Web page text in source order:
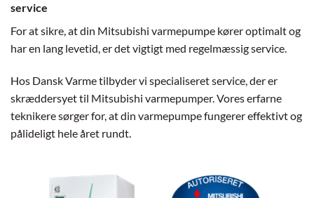
service
For at sikre, at din Mitsubishi varmepumpe kører optimalt og
har en lang levetid, er det vigtigt med regelmæssig service.
Hos Dansk Varme tilbyder vi specialiseret service, der er
skræddersyet til Mitsubishi varmepumper. Vores erfarne
teknikere sørger for, at din varmepumpe fungerer effektivt og
pålideligt hele året rundt.